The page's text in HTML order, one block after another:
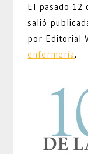
El pasado 12
salió
por Editorial
enfermería.